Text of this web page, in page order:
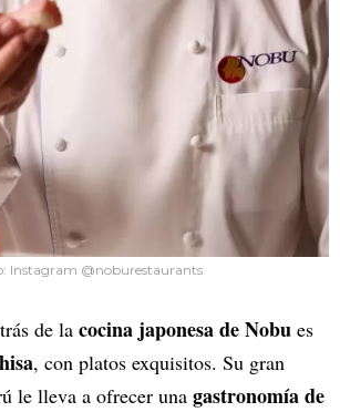
Instagram @noburestaurants
de la cocina japonesa de Nobu es
, con platos exquisitos. Su gran
le lleva a ofrecer una gastronomía de